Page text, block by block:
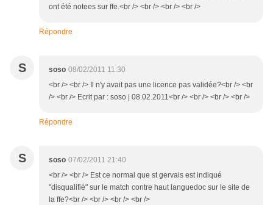
ont été notees sur ffe.<br /> <br /> <br /> <br />
Répondre
S soso 08/02/2011 11:30
<br /> <br /> Il n'y avait pas une licence pas validée?<br /> <br
/> <br /> Ecrit par : soso | 08.02.2011<br /> <br /> <br /> <br />
Répondre
S soso 07/02/2011 21:40
<br /> <br /> Est ce normal que st gervais est indiqué
"disqualifié" sur le match contre haut languedoc sur le site de
la ffe?<br /> <br /> <br /> <br />